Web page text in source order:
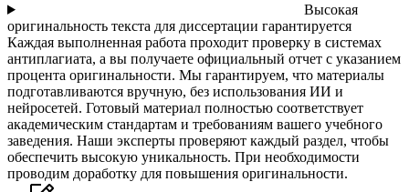
Высокая
оригинальность текста для диссертации гарантируется
Каждая выполненная работа проходит проверку в системах
антиплагиата, а вы получаете официальный отчет с указанием
процента оригинальности. Мы гарантируем, что материалы
подготавливаются вручную, без использования ИИ и
нейросетей. Готовый материал полностью соответствует
академическим стандартам и требованиям вашего учебного
заведения. Наши эксперты проверяют каждый раздел, чтобы
обеспечить высокую уникальность. При необходимости
проводим доработку для повышения оригинальности.